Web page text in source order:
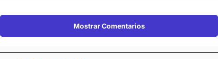
Mostrar Comentarios